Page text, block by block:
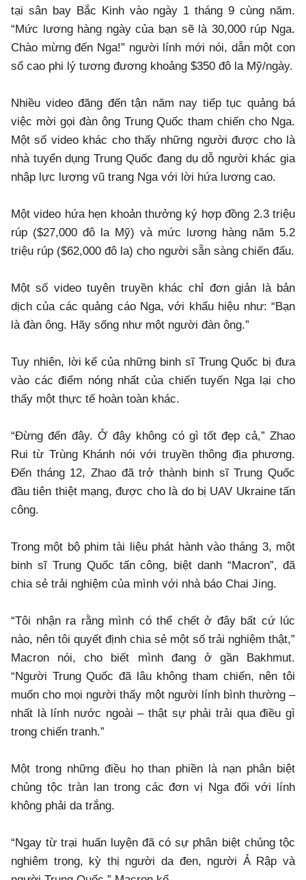
tại sân bay Bắc Kinh vào ngày 1 tháng 9 cùng năm.
“Mức lương hàng ngày của bạn sẽ là 30,000 rúp Nga.
Chào mừng đến Nga!” người lính mới nói, dẫn một con
số cao phi lý tương đương khoảng $350 đô la Mỹ/ngày.
Nhiều video đăng đến tận năm nay tiếp tục quảng bá
việc mời gọi đàn ông Trung Quốc tham chiến cho Nga.
Một số video khác cho thấy những người được cho là
nhà tuyển dụng Trung Quốc đang dụ dỗ người khác gia
nhập lực lượng vũ trang Nga với lời hứa lương cao.
Một video hứa hẹn khoản thưởng ký hợp đồng 2.3 triệu
rúp ($27,000 đô la Mỹ) và mức lương hàng năm 5.2
triệu rúp ($62,000 đô la) cho người sẵn sàng chiến đấu.
Một số video tuyên truyền khác chỉ đơn giản là bản
dịch của các quảng cáo Nga, với khẩu hiệu như: “Bạn
là đàn ông. Hãy sống như một người đàn ông.”
Tuy nhiên, lời kể của những binh sĩ Trung Quốc bị đưa
vào các điểm nóng nhất của chiến tuyến Nga lại cho
thấy một thực tế hoàn toàn khác.
“Đừng đến đây. Ở đây không có gì tốt đẹp cả,” Zhao
Rui từ Trùng Khánh nói với truyền thông địa phương.
Đến tháng 12, Zhao đã trở thành binh sĩ Trung Quốc
đầu tiên thiệt mạng, được cho là do bị UAV Ukraine tấn
công.
Trong một bộ phim tài liệu phát hành vào tháng 3, một
binh sĩ Trung Quốc tấn công, biệt danh “Macron”, đã
chia sẻ trải nghiệm của mình với nhà báo Chai Jing.
“Tôi nhận ra rằng mình có thể chết ở đây bất cứ lúc
nào, nên tôi quyết định chia sẻ một số trải nghiệm thật,”
Macron nói, cho biết mình đang ở gần Bakhmut.
“Người Trung Quốc đã lâu không tham chiến, nên tôi
muốn cho mọi người thấy một người lính bình thường –
nhất là lính nước ngoài – thật sự phải trải qua điều gì
trong chiến tranh.”
Một trong những điều họ than phiền là nạn phân biệt
chủng tộc tràn lan trong các đơn vị Nga đối với lính
không phải da trắng.
“Ngay từ trại huấn luyện đã có sự phân biệt chủng tộc
nghiêm trọng, kỳ thị người da đen, người Ả Rập và